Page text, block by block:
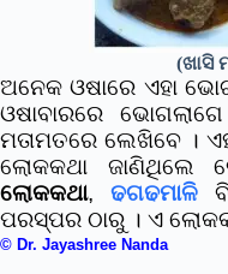
(ଖାସି
ଅନେକ ଓଷାରେ ଏହା
ଓଷାବାରରେ
ମତାମତରେ ଲେଖିବେ ।
ଲୋକକଥା ଜାଣିଥିଲେ
ଲୋକକଥା,ଢଗଢମାଳି
ପରସ୍ପର ଠାରୁ । ଏ
© Dr. Jayashree Nanda